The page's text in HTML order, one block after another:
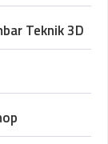
Teknik 3D